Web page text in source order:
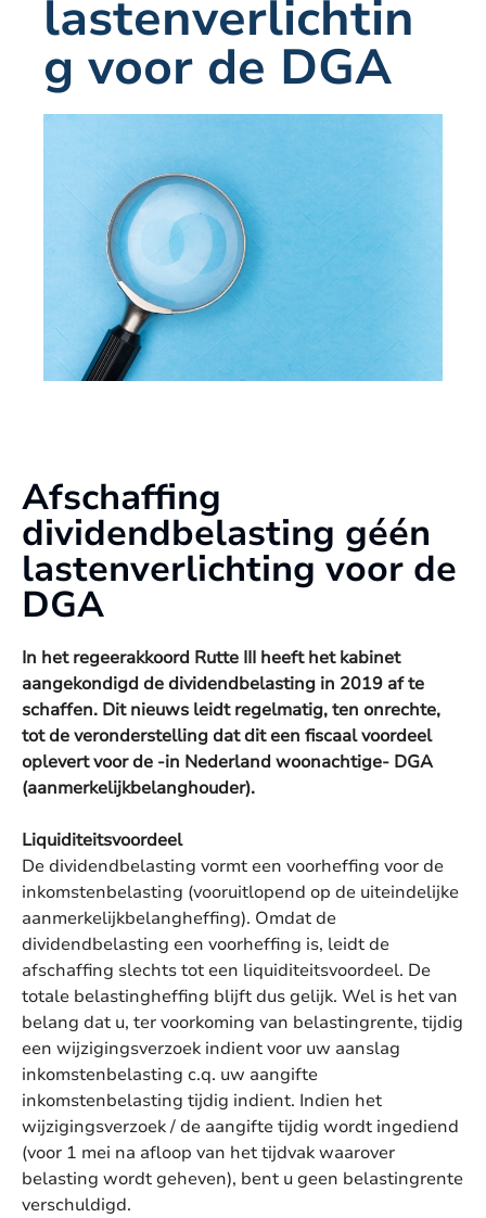
lastenverlichtin
g voor de DGA
Afschaffing
dividendbelasting géén
lastenverlichting voor de
DGA
In het regeerakkoord Rutte III heeft het kabinet
aangekondigd de dividendbelasting in 2019 af te
schaffen. Dit nieuws leidt regelmatig, ten onrechte,
tot de veronderstelling dat dit een fiscaal voordeel
oplevert voor de -in Nederland woonachtige- DGA
(aanmerkelijkbelanghouder).
Liquiditeitsvoordeel
De dividendbelasting vormt een voorheffing voor de
inkomstenbelasting (vooruitlopend op de uiteindelijke
aanmerkelijkbelangheffing). Omdat de
dividendbelasting een voorheffing is, leidt de
afschaffing slechts tot een liquiditeitsvoordeel. De
totale belastingheffing blijft dus gelijk. Wel is het van
belang dat u, ter voorkoming van belastingrente, tijdig
een wijzigingsverzoek indient voor uw aanslag
inkomstenbelasting c.q. uw aangifte
inkomstenbelasting tijdig indient. Indien het
wijzigingsverzoek / de aangifte tijdig wordt ingediend
(voor 1 mei na afloop van het tijdvak waarover
belasting wordt geheven), bent u geen belastingrente
verschuldigd.